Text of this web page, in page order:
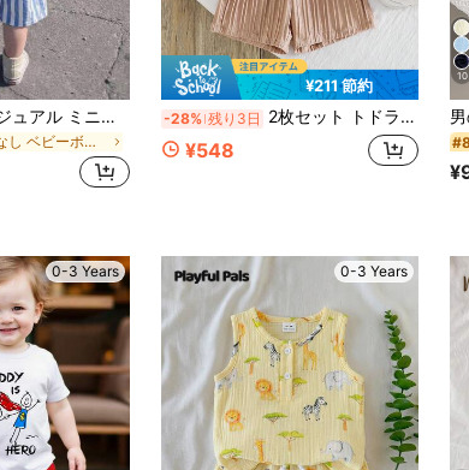
ベビーボーイ カジュアル ミニマリスト ソフトで快適なアウトフィットセット 春夏向け
なし ベビーボーイズタンクトップコーデ
¥211 節約
-28% 残り3日 2枚セット トドラーボーイズ ファッショナブル ホワイト 半袖シャツTシャツ&ウエスト ゴム入りショーツセット、夏のアウトフィット、乳児、新生児、アウトドア、カジュアル、パーティー、ホリデーギフトに適しています
¥548
10
0-3 Years 0-3 Years